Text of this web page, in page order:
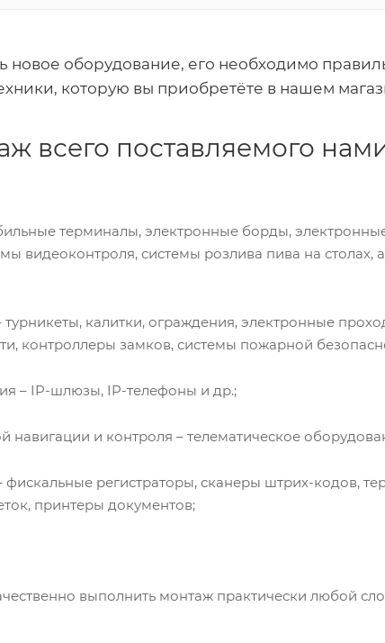
новое оборудование, его необходимо
которую вы приобретёте в нашем
всего поставляемого
терминалы, электронные борды,
видеоконтроля, системы розлива пива на столах,
турникеты, калитки, ограждения, электронные
контроллеры замков, системы пожарной
– IP-шлюзы, IP-телефоны и др.;
навигации и контроля – телематическое
регистраторы, сканеры штрих-кодов,
принтеры документов;
выполнить монтаж практически любой